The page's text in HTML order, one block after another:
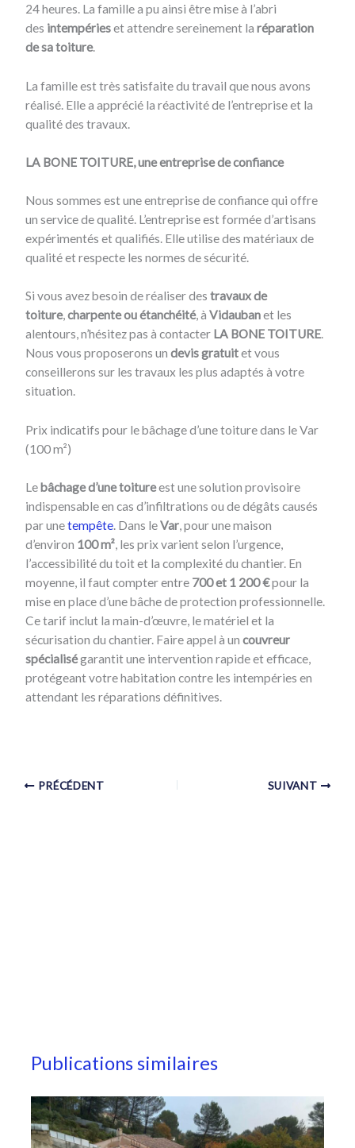
24 heures. La famille a pu ainsi être mise à l’abri
des intempérieset attendre sereinement la réparation
de satoiture.
La famille est très satisfaite du travail que nous avons
réalisé. Elle a apprécié la réactivité de l’entreprise et la
qualité des travaux.
LA BONE TOITURE, une entreprise de confiance
Nous sommes est une entreprise de confiance qui offre
un service de qualité. L’entreprise est formée d’artisans
expérimentés et qualifiés. Elle utilise des matériaux de
qualité et respecte les normes de sécurité.
Si vous avez besoin de réaliser des travaux de
toiture,charpente ou étanchéité, àVidaubanet les
alentours, n’hésitez pas à contacter LA BONE TOITURE.
Nous vous proposerons un devis gratuitet vous
conseillerons sur les travaux les plus adaptés à votre
situation.
Prix indicatifs pour le bâchage d’une toiture dans le Var
(100 m²)
Lebâchage d’une toitureest une solution provisoire
indispensable en cas d’infiltrations ou de dégâts causés
par unetempête . Dans leVar , pour une maison
d’environ 100 m² , les prix varient selon l’urgence,
l’accessibilité du toit et la complexité du chantier. En
moyenne, il faut compter entre 700 et 1 200 €pour la
mise en place d’une bâche de protection professionnelle.
Ce tarif inclut la main-d’œuvre, le matériel et la
sécurisation du chantier. Faire appel à uncouvreur
spécialiségarantit une intervention rapide et efficace,
protégeant votre habitation contre les intempéries en
attendant les réparations définitives.
PRÉCÉDENT SUIVANT
Publications similaires